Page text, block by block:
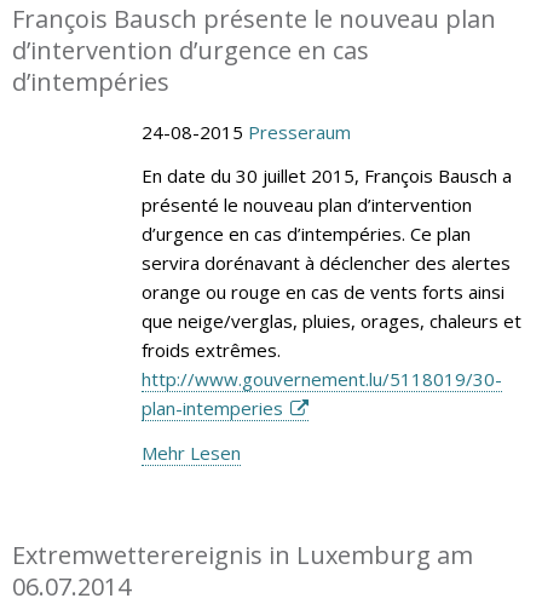
François Bausch présente le nouveau plan
d’intervention d’urgence en cas
d’intempéries
24-08-2015 Presseraum
En date du 30 juillet 2015, François Bausch a
présenté le nouveau plan d’intervention
d’urgence en cas d’intempéries. Ce plan
servira dorénavant à déclencher des alertes
orange ou rouge en cas de vents forts ainsi
que neige/verglas, pluies, orages, chaleurs et
froids extrêmes.
http://www.gouvernement.lu/5118019/30-
plan-intemperies
Mehr Lesen
Extremwetterereignis in Luxemburg am
06.07.2014